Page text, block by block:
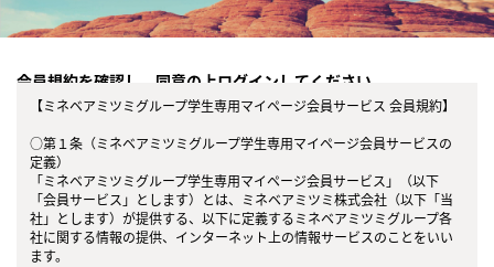
会員規約を確認し、同意の上ログインしてください。
【ミネベアミツミグループ学生専用マイページ会員サービス 会員規約】
○第１条（ミネベアミツミグループ学生専用マイページ会員サービスの
定義）
「ミネベアミツミグループ学生専用マイページ会員サービス」（以下
「会員サービス」とします）とは、ミネベアミツミ株式会社（以下「当
社」とします）が提供する、以下に定義するミネベアミツミグループ各
社に関する情報の提供、インターネット上の情報サービスのことをいい
ます。